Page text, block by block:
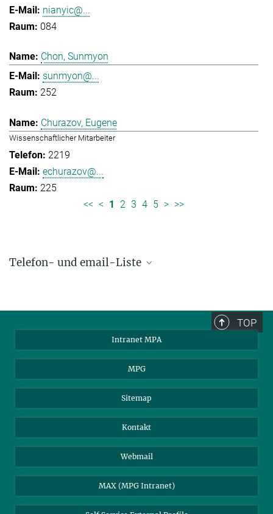
nianyic@...
084
Chon, Sunmyon
sunmyon@...
252
Churazov, Eugene
Wissenschaftlicher Mitarbeiter
2219
echurazov@...
225
<< < 1 2 3 4 5 > >>
Telefon- und email-Liste
85748 Garching, Germany
TOP
Intranet MPA
MPG
Sitemap
Kontakt
Webmail
MAX (MPG Intranet)